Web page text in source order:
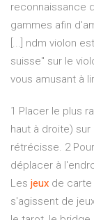
reconnaissance
gammes afin
[...] ndm violon
suisse" sur le
vous amusant à
1 Placer le plus
haut à droite)
rétrécisse. 2
déplacer à
Les jeux de carte
s'agissent de